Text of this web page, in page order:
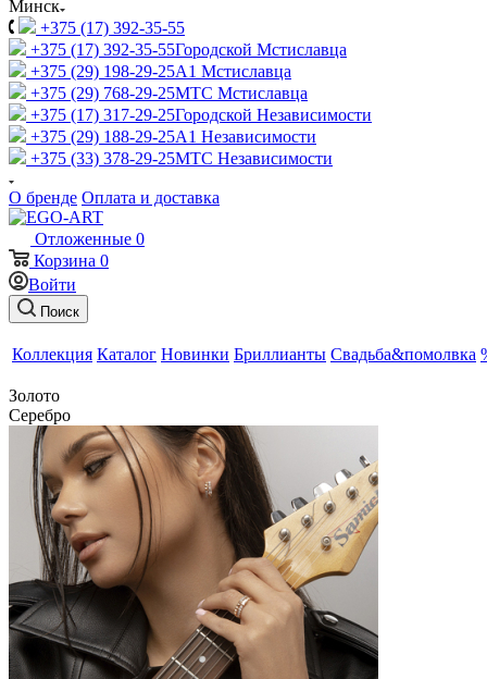
Минск
+375 (17) 392-35-55
+375 (17) 392-35-55Городской Мстиславца
+375 (29) 198-29-25A1 Мстиславца
+375 (29) 768-29-25МТС Мстиславца
+375 (17) 317-29-25Городской Независимости
+375 (29) 188-29-25A1 Независимости
+375 (33) 378-29-25МТС Независимости
О бренде Оплата и доставка
Отложенные 0
Корзина 0
Войти
Поиск
Коллекция Каталог Новинки Бриллианты Свадьба&помолвка
Золото
Серебро